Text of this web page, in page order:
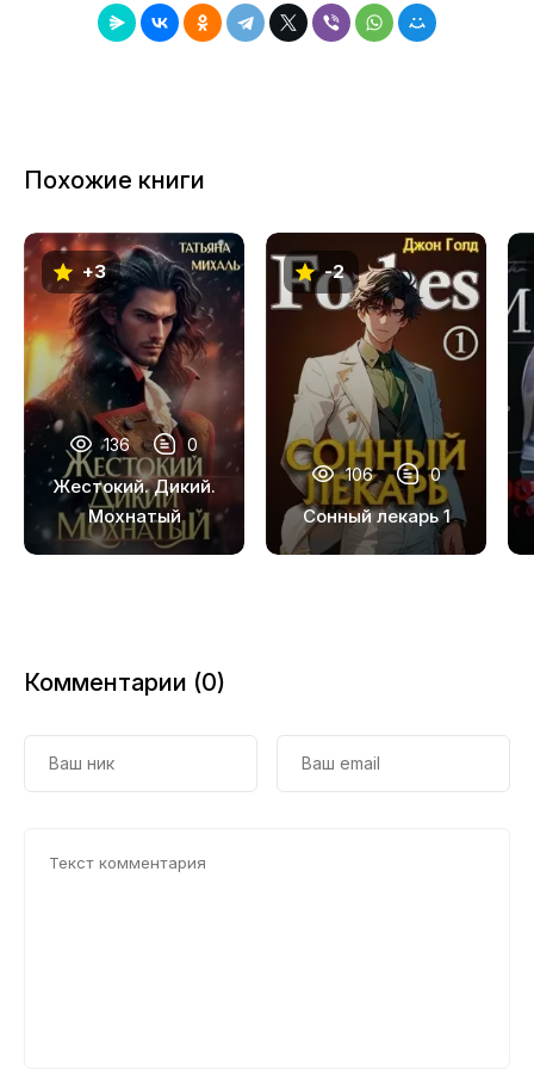
12
13
14
15
16
17
18
20
23
Похожие книги
+3
136 0
Жестокий. Дикий.
Мохнатый
-2
106 0
Сонный лекарь 1
Комментарии (0)